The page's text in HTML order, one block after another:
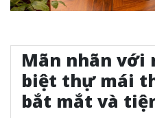
Mãn nhãn với
biệt thự mái
bắt mắt và